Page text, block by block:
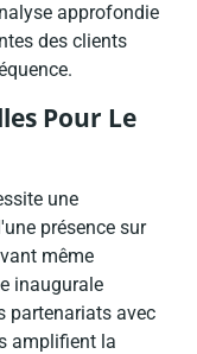
approfondie
des clients
Pour Le
une
présence sur
même
inaugurale
partenariats avec
amplifient la